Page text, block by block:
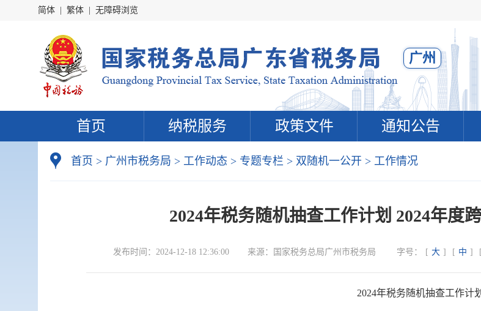
简体 繁体 无障碍浏览
广州
首页 纳税服务 政策文件 通知公告
首页 > 广州市税务局 > 工作动态 > 专题专栏 > 双随机一公开 > 工作情况
2024年税务随机抽查工作计划 2024年度
发布时间： 2024-12-18 12:36:00 来源： 国家税务总局广州市税务局 字号： [ 大 ] [ 中 ] [
2024年税务随机抽查工作计划